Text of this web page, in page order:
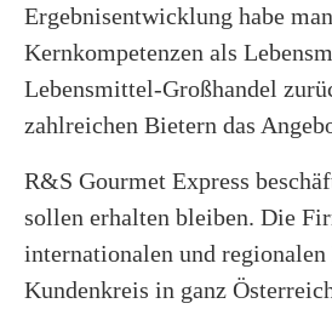
Ergebnisentwicklung habe
Kernkompetenzen als
Lebensmittel-Großhandel
zahlreichen Bietern das
R&S Gourmet Express
sollen erhalten bleiben. Die
internationalen und
Kundenkreis in ganz